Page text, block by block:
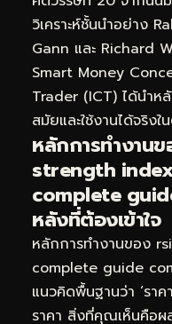
วิเคราะห์ชั้นนำอย่าง
Gann และ Richard
Smart Money
Trader (ICT) ได้นำห
สมัยและใช้งานได้จริง
หลักการทำงาน
strength
complete
หลังที่ต้องเข้าใจ
หลักการทำงานของ
complete guide
แนวคิดพื้นฐานว่า ‘รา
ราคา สิ่งที่คุณเห็นคือผ